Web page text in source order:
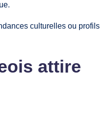
culturelles ou profils
attire